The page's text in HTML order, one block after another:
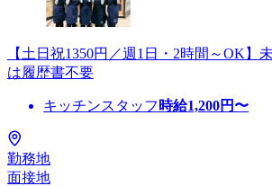
【土日祝1350円／週1日・2時間～OK】
は履歴書不要
キッチンスタッフ 時給1,200円〜
勤務地
面接地